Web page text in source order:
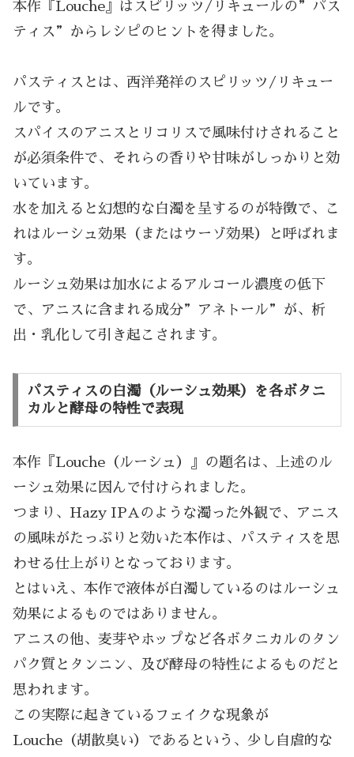
本作『Louche』はスピリッツ/リキュールの”パス
ティス”からレシピのヒントを得ました。
パスティスとは、西洋発祥のスピリッツ/リキュー
ルです。
スパイスのアニスとリコリスで風味付けされること
が必須条件で、それらの香りや甘味がしっかりと効
いています。
水を加えると幻想的な白濁を呈するのが特徴で、こ
れはルーシュ効果（またはウーゾ効果）と呼ばれま
す。
ルーシュ効果は加水によるアルコール濃度の低下
で、アニスに含まれる成分”アネトール”が、析
出・乳化して引き起こされます。
パスティスの白濁（ルーシュ効果）を各ボタニ
カルと酵母の特性で表現
本作『Louche（ルーシュ）』の題名は、上述のル
ーシュ効果に因んで付けられました。
つまり、Hazy IPAのような濁った外観で、アニス
の風味がたっぷりと効いた本作は、パスティスを思
わせる仕上がりとなっております。
とはいえ、本作で液体が白濁しているのはルーシュ
効果によるものではありません。
アニスの他、麦芽やホップなど各ボタニカルのタン
パク質とタンニン、及び酵母の特性によるものだと
思われます。
この実際に起きているフェイクな現象が
Louche（胡散臭い）であるという、少し自虐的な